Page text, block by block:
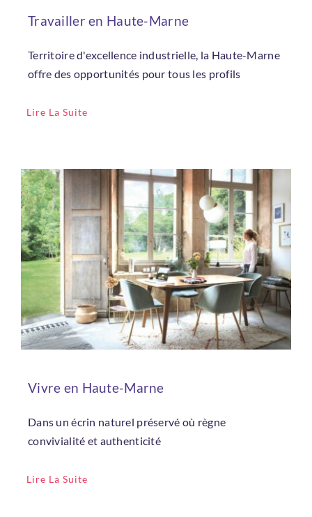
Travailler en Haute-Marne
Territoire d'excellence industrielle, la Haute-Marne
offre des opportunités pour tous les profils
Lire La Suite
Vivre en Haute-Marne
Dans un écrin naturel préservé où règne
convivialité et authenticité
Lire La Suite